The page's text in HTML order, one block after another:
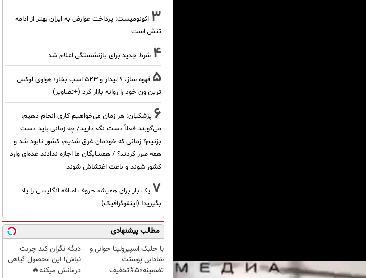
3 اکونومیست: پرداخت عوارض به ایران بهتر از ادامه
تنش است
4 شرط جدید برای بازنشستگی اعلام شد
5
قهوه ساز، 6 لیدار و 523 اسب بخار؛ هواوی لوکس
ترین ون خود را روانه بازار کرد (+تصاویر)
6 پزشکیان: هر زمان می‌خواهیم کاری انجام دهیم،
می‌گویند فعلاً دست نگه دارید/ چه زمانی باید دست
بزنیم؟ زمانی که خودمان غرق شدیم، کشور نابود شد و
همه ضرر کردند؟ / همسایگان ما اجازه ندادند عده‌ای وارد
کشور شوند و باعث اغتشاش شوند
7 یک بار برای همیشه حروف اضافه انگلیسی را یاد
بگیرید! (اینفوگرافیک)
مطالب پیشنهادی
با جلبک اسپیرولینا جوانی و
شادابی پوستت
تضمینه50%تخفیف
دیگه نگران کبد چربت
نباش! این محصول گیاهی
درمانش میکنه🔥